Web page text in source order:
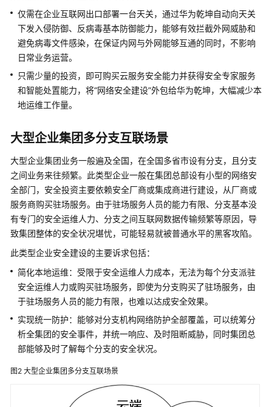
产
品
介
绍
什
么
是
界
护
与
响
应
功
特
性
产
优
势
应
仅需在企业互联网出口部署一台天关，通过华为乾坤自动向天关
下发入侵防御、反病毒基本防御能力，能够有效拦截外网威胁和
避免病毒文件感染，在保证内网与外网能够互通的同时，不影响
日常业务运营。
只需少量的投资，即可购买云服务安全能力并获得安全专家服务
和智能处置能力，将“网络安全建设”外包给华为乾坤，大幅减少本
地运维工作量。
大型企业集团多分支互联场景
大型企业集团业务一般遍及全国，在全国多省市设有分支，且分支
之间业务来往频繁。此类型企业一般在集团总部设有小型的网络安
全部门，安全投资主要依赖安全厂商或集成商进行建设，从厂商或
服务商购买驻场服务。由于驻场服务人员的能力有限、分支基本没
有专门的安全运维人力、分支之间互联网数据传输频繁等原因，导
致集团整体的安全状况堪忧，可能轻易就被普通水平的黑客攻陷。
此类型企业安全建设的主要诉求包括：
简化本地运维：受限于安全运维人力成本，无法为每个分支派驻
安全运维人力或购买驻场服务，即使为分支购买了驻场服务，由
于驻场服务人员的能力有限，也难以达成安全效果。
实现统一防护：能够对分支机构网络防护全部覆盖，可以统筹分
析全集团的安全事件，并统一响应、及时阻断威胁，同时集团总
部能够及时了解每个分支的安全状况。
图2 大型企业集团多分支互联场景